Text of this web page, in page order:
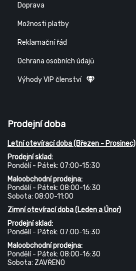
Doprava
Možnosti platby
Reklamační řád
Ochrana osobních údajů
Výhody VIP členství
Prodejní doba
Letní otevírací doba (Březen - Prosinec)
Prodejní sklad:
Pondělí - Pátek: 07:00-15:30
Maloobchodní prodejna:
Pondělí - Pátek: 08:00-16:30
Sobota: 08:00-11:00
Zimní otevírací doba (Leden a Únor)
Prodejní sklad:
Pondělí - Pátek: 07:00-15:30
Maloobchodní prodejna:
Pondělí - Pátek: 08:00-16:30
Sobota: ZAVŘENO